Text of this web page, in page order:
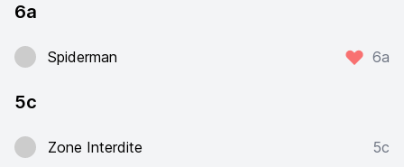
6a
Spiderman 6a
5c
Zone Interdite 5c